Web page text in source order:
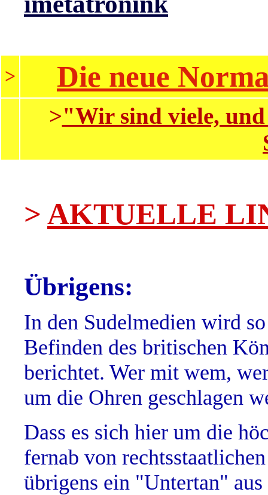
> Die neue
>"Wir sind viele,
> AKTUELLE
Übrigens:
In den Sudelmedien wird
Befinden des britischen
berichtet. Wer mit wem,
um die Ohren geschlagen
Dass es sich hier um die
fernab von
übrigens ein "Untertan"